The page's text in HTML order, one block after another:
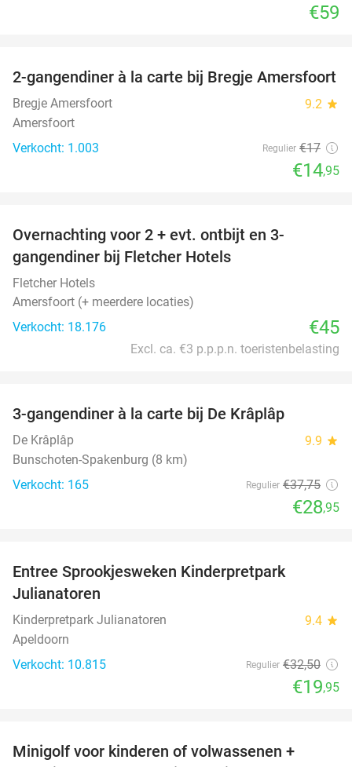
€59
12%
2-gangendiner à la carte bij Bregje Amersfoort
Bregje Amersfoort 9.2 star
Amersfoort
Verkocht: 1.003
Regulier €17
€14,95
Overnachting voor 2 + evt. ontbijt en 3-
gangendiner bij Fletcher Hotels
Fletcher Hotels
Amersfoort (+ meerdere locaties)
Verkocht: 18.176
€45
Excl. ca. €3 p.p.p.n. toeristenbelasting
3-gangendiner à la carte bij De Krâplâp
De Krâplâp 9.9 star
Bunschoten-Spakenburg (8 km)
Verkocht: 165
Regulier €37,75
€28,95
Entree Sprookjesweken Kinderpretpark
Julianatoren
Kinderpretpark Julianatoren 9.4 star
Apeldoorn
Verkocht: 10.815
Regulier €32,50
€19,95
Minigolf voor kinderen of volwassenen +